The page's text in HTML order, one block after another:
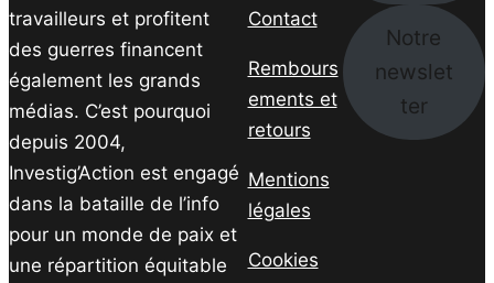
travailleurs et profitent
des guerres financent
également les grands
médias. C’est pourquoi
depuis 2004,
Investig’Action est engagé
dans la bataille de l’info
pour un monde de paix et
une répartition équitable
Contact
Rembours
ements et
retours
Mentions
légales
Cookies
Notre
newslet
ter